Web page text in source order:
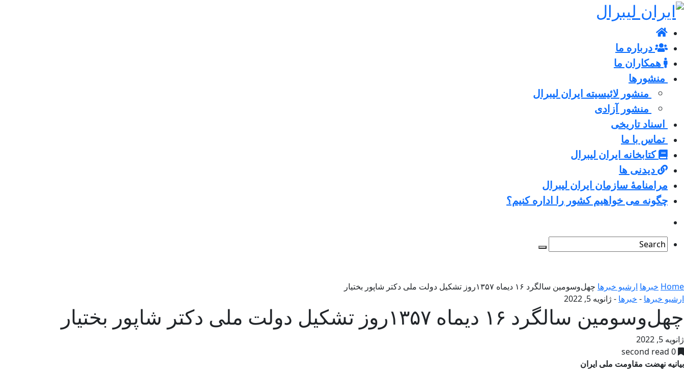
درباره ما
همکاران ما
منشورها
منشور لائیسیته ایران لیبرال
منشور آزادی
اسناد تاریخی
تماس با ما
کتابخانه ایران لیبرال
دیدنی ها
مرامنامۀ سازمان ایران لیبرال
چگونه می خواهیم کشور را اداره کنیم؟
Home خبرها ارشیو خبرها چهل‌وسومین سالگرد ۱۶ دیماه ۱۳۵۷روز تشکیل دولت ملی دکتر شاپور بختیار
ارشیو خبرها - خبرها - ژانویه 5, 2022
چهل‌وسومین سالگرد ۱۶ دیماه ۱۳۵۷روز تشکیل دولت ملی دکتر شاپور بختیار
ژانویه 5, 2022
0 second read
بیانیه نهضت مقاومت ملی ایران